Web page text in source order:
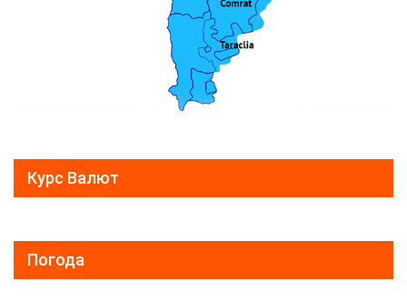
Курс Валют
Погода